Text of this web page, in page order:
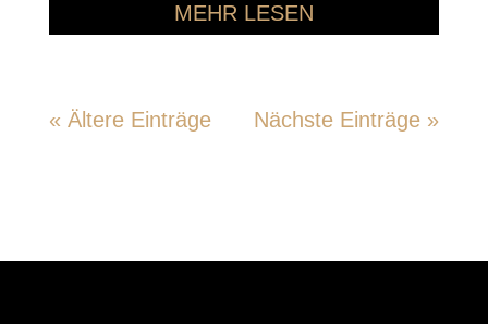
MEHR LESEN
« Ältere Einträge Nächste Einträge »